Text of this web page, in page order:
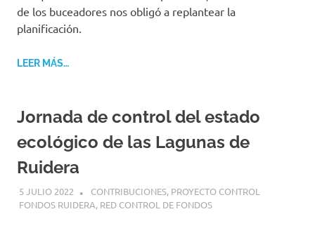
de los buceadores nos obligó a replantear la
planificación.
LEER MÁS…
Jornada de control del estado
ecológico de las Lagunas de
Ruidera
5 JULIO 2022 GEMOSCLERA
CONTRIBUCIONES, PROYECTO CONTROL
FONDOS RUIDERA, RED CONTROL DE FONDOS